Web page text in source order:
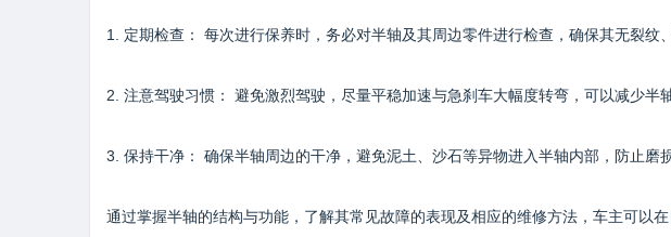
1. 定期检查： 每次进行保养时，务必对半轴及其周边零件进行检查，确保其无裂纹
2. 注意驾驶习惯： 避免激烈驾驶，尽量平稳加速与急刹车大幅度转弯，可以减少半
3. 保持干净： 确保半轴周边的干净，避免泥土、沙石等异物进入半轴内部，防止磨损
通过掌握半轴的结构与功能，了解其常见故障的表现及相应的维修方法，车主可以